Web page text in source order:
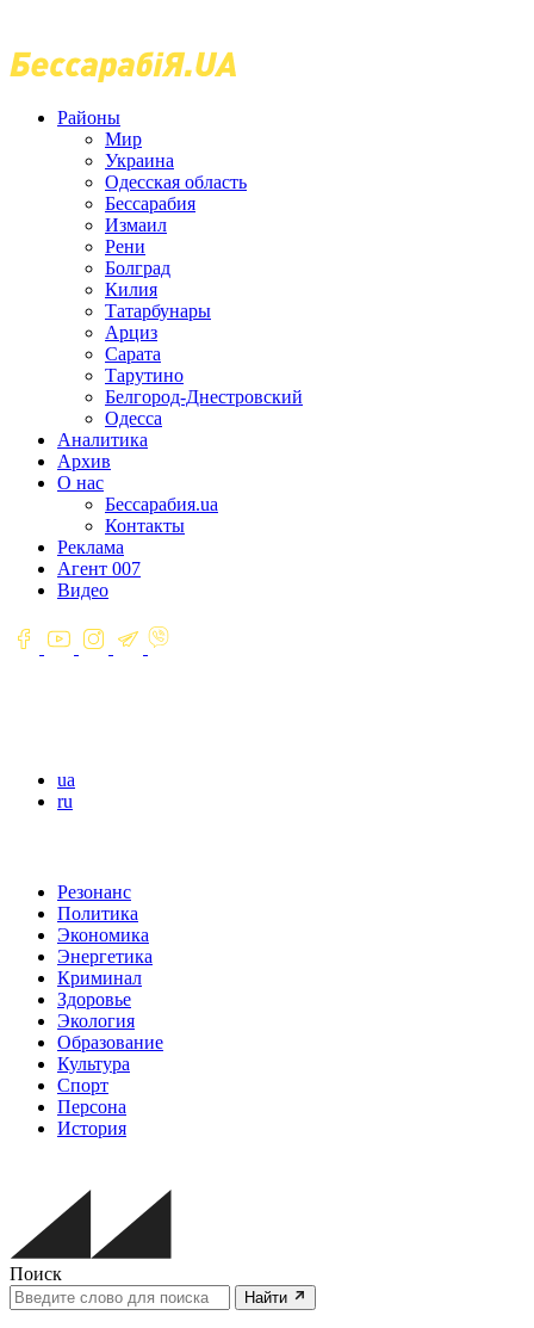
Районы
Мир
Украина
Одесская область
Бессарабия
Измаил
Рени
Болград
Килия
Татарбунары
Арциз
Сарата
Тарутино
Белгород-Днестровский
Одесса
Аналитика
Архив
О нас
Бессарабия.ua
Контакты
Реклама
Агент 007
Видео
ua
ru
Резонанс
Политика
Экономика
Энергетика
Криминал
Здоровье
Экология
Образование
Культура
Спорт
Персона
История
Поиск
Найти